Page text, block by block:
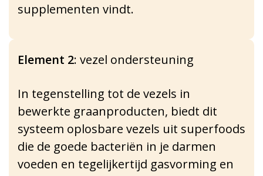
supplementen vindt.
Element 2: vezel ondersteuning
In tegenstelling tot de vezels in
bewerkte graanproducten, biedt dit
systeem oplosbare vezels uit superfoods
die de goede bacteriën in je darmen
voeden en tegelijkertijd gasvorming en